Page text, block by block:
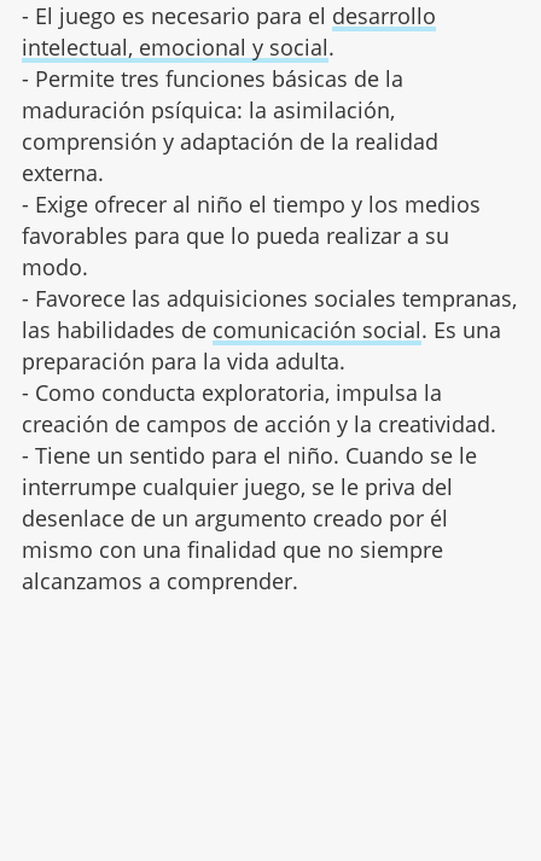
- El juego es necesario para el desarrollo
intelectual, emocional y social.
- Permite tres funciones básicas de la
maduración psíquica: la asimilación,
comprensión y adaptación de la realidad
externa.
- Exige ofrecer al niño el tiempo y los medios
favorables para que lo pueda realizar a su
modo.
- Favorece las adquisiciones sociales tempranas,
las habilidades de comunicación social. Es una
preparación para la vida adulta.
- Como conducta exploratoria, impulsa la
creación de campos de acción y la creatividad.
- Tiene un sentido para el niño. Cuando se le
interrumpe cualquier juego, se le priva del
desenlace de un argumento creado por él
mismo con una finalidad que no siempre
alcanzamos a comprender.